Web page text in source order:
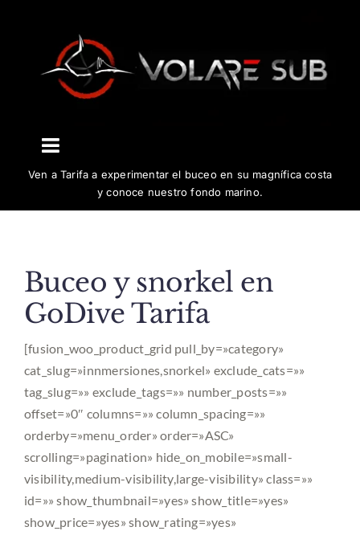
contenido
Toggle
Navigation
Cursos
Biología y conservación
Noticias
Contacto
Español
Ven a Tarifa a experimentar el buceo en su magnífica costa
y conoce nuestro fondo marino.
Buceo y snorkel en
GoDive Tarifa
[fusion_woo_product_grid pull_by=»category»
cat_slug=»innmersiones,snorkel» exclude_cats=»»
tag_slug=»» exclude_tags=»» number_posts=»»
offset=»0″ columns=»» column_spacing=»»
orderby=»menu_order» order=»ASC»
scrolling=»pagination» hide_on_mobile=»small-
visibility,medium-visibility,large-visibility» class=»»
id=»» show_thumbnail=»yes» show_title=»yes»
show_price=»yes» show_rating=»yes»